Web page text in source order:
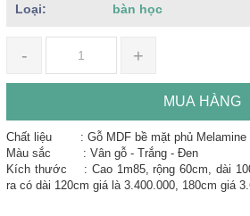
Loại:
bàn học
- +
MUA HÀNG
Chất liệu : Gỗ MDF bề mặt phủ Melamine
Màu sắc : Vân gỗ - Trắng - Đen
Kích thước : Cao 1m85, rộng 60cm, dài
ra có dài 120cm giá là 3.400.000, 180cm giá